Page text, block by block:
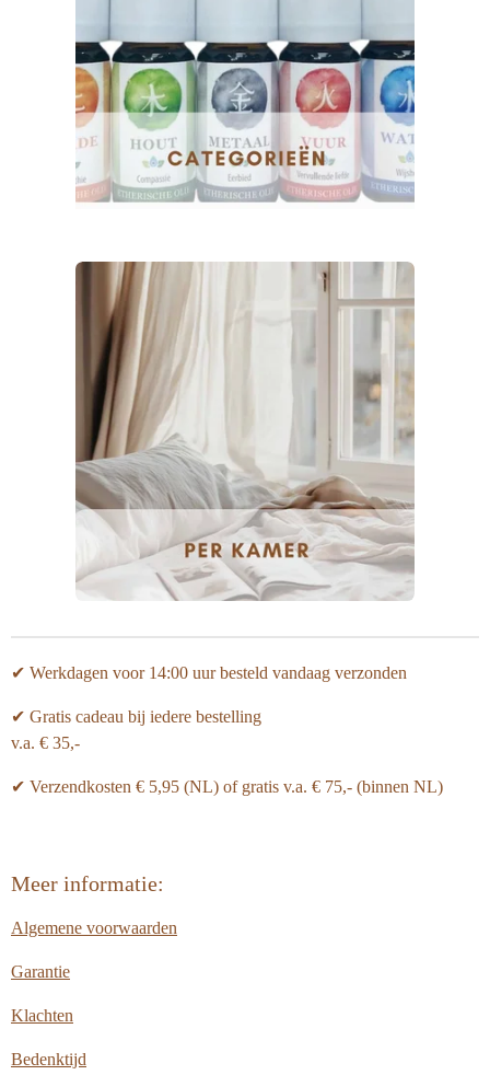
✔ Werkdagen voor 14:00 uur besteld vandaag verzonden
✔ Gratis cadeau bij iedere bestelling
v.a. € 35,-
✔ Verzendkosten € 5,95 (NL) of gratis v.a. € 75,- (binnen NL)
Meer informatie:
Algemene voorwaarden
Garantie
Klachten
Bedenktijd